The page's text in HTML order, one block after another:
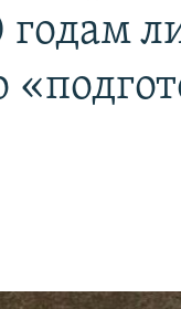
годам